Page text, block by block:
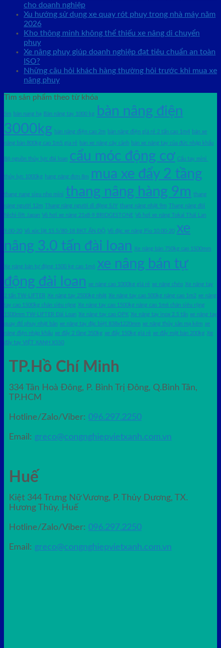
cho doanh nghiệp
Xu hướng sử dụng xe quay rót phuy trong nhà máy năm
2026
Kho thông minh không thể thiếu xe nâng di chuyển
phuy
Xe nâng phuy giúp doanh nghiệp đạt tiêu chuẩn an toàn
ISO?
Những câu hỏi khách hàng thường hỏi trước khi mua xe
nâng phuy
Tìm sản phẩm theo từ khóa
5m bàn nang hạ Bàn nâng tay 1000 kg
bàn nâng điện
3000kg
bàn nâng điện cao 2m bàn nâng điện giá rẻ 2 tấn cao 1m4 bán xe
nâng bàn 800kg cao 1m5 gía rẻ bán xe nâng cây cảnh bán xe nâng tay của đức nhập khẩu
Bộ nguồn thủy lực đài loan cẩu móc động cơ Cẩu tay mini
thủy lực 1000kg hang nâng đơn 8m mua xe đẩy 2 tầng
thang nang sieu nho mini thang nâng hàng 9m thang
nâng người 12m Thang nâng người di động SJY thang nâng nhật 9m Thang nâng đôi
Nichi-lift Japan Vỏ hơi xe nâng 21x8-9 BRIDGESTONE Vỏ hơi xe nâng Tokai Thái Lan
9.00-20 Vỏ xúc lật 15.5/80-18 BKT ẤN ĐỘ Vỏ đặc xe nâng Pio 10.00-20 xe
nâng 3.0 tấn đài loan Xe nâng bàn 750kg cao 1500mm
Xe nâng bán tự động 1500 kg cao 1m6 xe nâng bán tự
động đài loan xe nâng cao 1000kg giá rẻ xe nâng chéo Xe nâng tay
2 tấn TW-LIFTER Xe nâng tay 2500kg nhật Xe nâng tay cao 500kg nâng cao 1m2 xe nâng
tay cao 1500kg chân siêu rộng Xe nâng tay cao 1500kg nâng cao 1m6 chân siêu rộng
1500mm TW-LIFTER Đài Loan Xe nâng tay cao OPK Xe nâng tay inox 2.5 tấn xe nâng tay
quay đổ phuy nhật bản xe nâng tay đặc biệt 838x1220mm xe nâng thủy sản mạ kẽm xe
nâng điện nhập khấu xe đẩy 2 tầng 350kg xe đẩy 150kg giá rẻ xe đẩy mặt bàn 200kg Xe
đẩy tay VIỆT XANH X550
TP.Hồ Chí Minh
334 Tân Hoà Đông, P. Bình Trị Đông, Q.Bình Tân,
TP.HCM
Hotline/Zalo/Viber: 096.297.2250
Email: greco@congnghiepvietxanh.com.vn
Huế
Kiệt 344 Trưng Nữ Vương, P. Thủy Dương, TX.
Hương Thủy, Huế
Hotline/Zalo/Viber: 096.297.2250
Email: greco@congnghiepvietxanh.com.vn